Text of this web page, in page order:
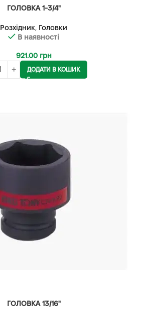
ГОЛОВКА 1-3/4"
Розхідник, Головки
В наявності
921.00 грн
ДОДАТИ В КОШИК
ГОЛОВКА 13/16"